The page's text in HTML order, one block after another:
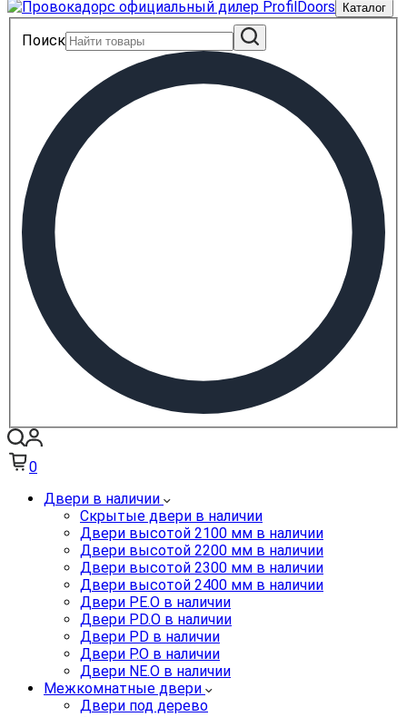
Каталог
Поиск
0
Двери в наличии
Скрытые двери в наличии
Двери высотой 2100 мм в наличии
Двери высотой 2200 мм в наличии
Двери высотой 2300 мм в наличии
Двери высотой 2400 мм в наличии
Двери PE.O в наличии
Двери PD.O в наличии
Двери PD в наличии
Двери P.O в наличии
Двери NE.O в наличии
Межкомнатные двери
Двери под дерево